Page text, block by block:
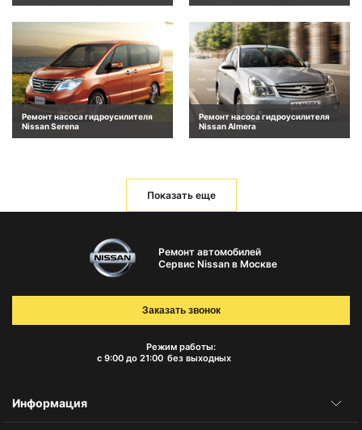
Ремонт насоса гидроусилителя
Nissan Serena
Ремонт насоса гидроусилителя
Nissan Almera
Показать еще
Ремонт автомобилей
Сервис Nissan в Москве
Режим работы:
с 9:00 до 21:00 без выходных
Заказать звонок
Информация